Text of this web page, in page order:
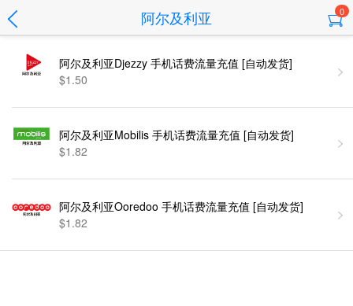
阿尔及利亚 0
阿尔及利亚Djezzy 手机话费流量充值 [自动发货]
$1.50
阿尔及利亚Mobilis 手机话费流量充值 [自动发货]
$1.82
阿尔及利亚Ooredoo 手机话费流量充值 [自动发货]
$1.82